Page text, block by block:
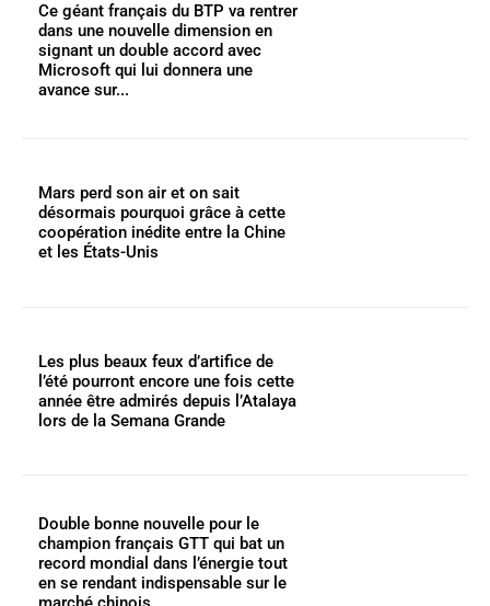
Ce géant français du BTP va rentrer
dans une nouvelle dimension en
signant un double accord avec
Microsoft qui lui donnera une
avance sur...
Mars perd son air et on sait
désormais pourquoi grâce à cette
coopération inédite entre la Chine
et les États-Unis
Les plus beaux feux d’artifice de
l’été pourront encore une fois cette
année être admirés depuis l’Atalaya
lors de la Semana Grande
Double bonne nouvelle pour le
champion français GTT qui bat un
record mondial dans l’énergie tout
en se rendant indispensable sur le